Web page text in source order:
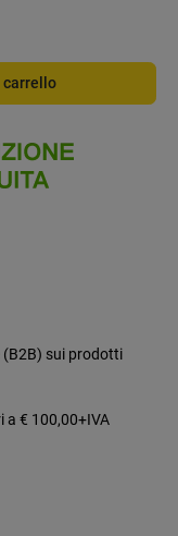
carrello
(B2B) sui prodotti
a € 100,00+IVA